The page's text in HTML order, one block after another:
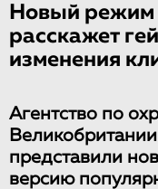
Новый
расскажет
изменения
Агентство по
представили
версию